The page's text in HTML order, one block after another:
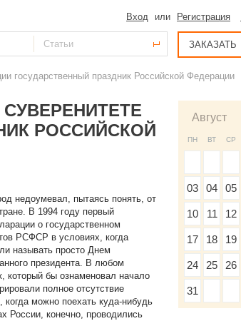
Вход или Регистрация
ЗАКАЗАТЬ
государственный праздник Российской Федерации
РОССИЙСКОЙ
недоумевал, пытаясь понять, от
В 1994 году первый
о государственном
РСФСР в условиях, когда
называть просто Днем
президента. В любом
который бы ознаменовал начало
полное отсутствие
можно поехать куда-нибудь
России, конечно, проводились
ПН ВТ СР
03 04 05
10 11 12
17 18 19
24 25 26
31